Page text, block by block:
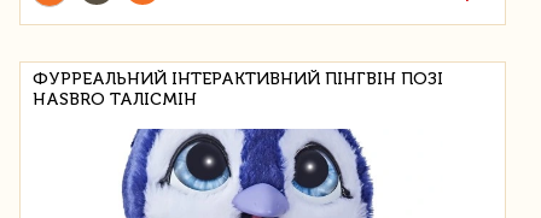
ФУРРЕАЛЬНИЙ ІНТЕРАКТИВНИЙ ПІНГВІН ПОЗІ
HASBRO ТАЛІСМІН